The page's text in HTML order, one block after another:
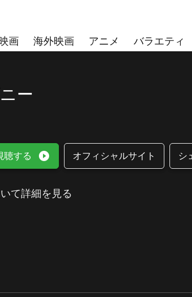
画 海外映画 アニメ バラエティ
ー
聴する play_circle_filled オフィシャルサイト シ
て詳細を見る